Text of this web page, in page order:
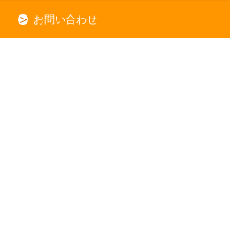
お問い合わせ